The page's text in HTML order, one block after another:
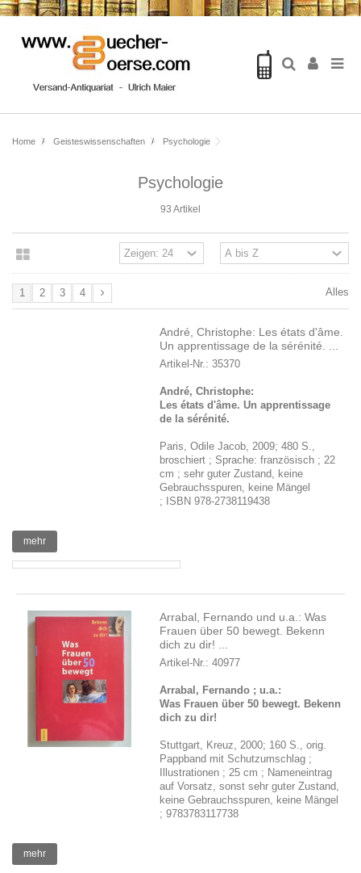
Home Geisteswissenschaften Psychologie
Psychologie
93 Artikel
Alles
1 2 3 4
André, Christophe: Les états d'âme.
Un apprentissage de la sérénité. ...
Artikel-Nr.: 35370
André, Christophe:
Les états d'âme. Un apprentissage
de la sérénité.
Paris, Odile Jacob, 2009; 480 S.,
broschiert ; Sprache: französisch ; 22
cm ; sehr guter Zustand, keine
Gebrauchsspuren, keine Mängel
; ISBN 978-2738119438
mehr
Arrabal, Fernando und u.a.: Was
Frauen über 50 bewegt. Bekenn
dich zu dir! ...
Artikel-Nr.: 40977
Arrabal, Fernando ; u.a.:
Was Frauen über 50 bewegt. Bekenn
dich zu dir!
Stuttgart, Kreuz, 2000; 160 S., orig.
Pappband mit Schutzumschlag ;
Illustrationen ; 25 cm ; Nameneintrag
auf Vorsatz, sonst sehr guter Zustand,
keine Gebrauchsspuren, keine Mängel
; 9783783117738
mehr